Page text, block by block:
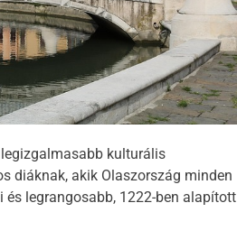
kulturális
diáknak, akik Olaszország minden
és legrangosabb, 1222-ben alapított